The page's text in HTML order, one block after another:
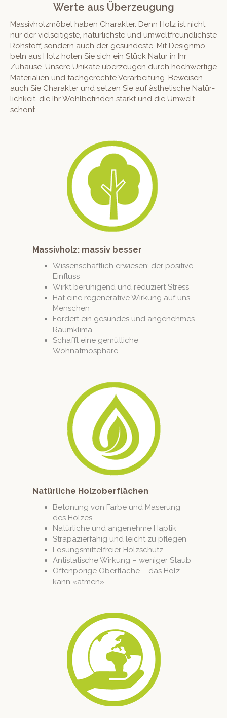
Werte aus Überzeugung
Mas­sivholzmö­bel haben Charak­ter. Denn Holz ist nicht
nur der viel­seit­ig­ste, natür­lich­ste und umwelt­fre­undlich­ste
Rohstoff, son­dern auch der gesün­deste. Mit Design­mö­
beln aus Holz holen Sie sich ein Stück Natur in Ihr
Zuhause. Unsere Unikate überzeu­gen durch hochw­er­tige
Mate­ri­alien und fachgerechte Ver­ar­beitung. Beweisen
auch Sie Charak­ter und set­zen Sie auf ästhetis­che Natür­
lichkeit, die Ihr Wohlbefind­en stärkt und die Umwelt
schont.
Massivholz: massiv besser
Wis­senschaftlich erwiesen: der pos­i­tive
Einfluss
Wirkt beruhi­gend und reduziert Stress
Hat eine regen­er­a­tive Wirkung auf uns
Menschen
Fördert ein gesun­des und angenehmes
Raumklima
Schafft eine gemütliche
Wohnatmosphäre
Natürliche Holzoberflächen
Beto­nung von Farbe und Maserung
des Holzes
Natür­liche und angenehme Haptik
Stra­pazier­fähig und leicht zu pflegen
Lösungsmit­tel­freier Holzschutz
Anti­s­ta­tis­che Wirkung – weniger Staub
Offen­porige Ober­fläche – das Holz
kann «atmen»